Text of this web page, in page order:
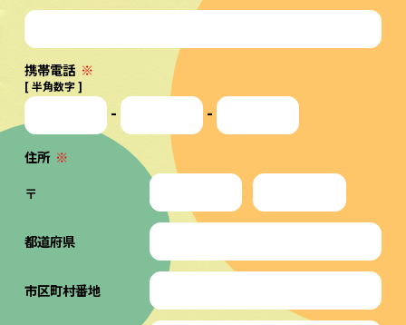
携帯電話 ※
[ 半角数字 ]
- -
住所 ※
〒
都道府県
市区町村番地